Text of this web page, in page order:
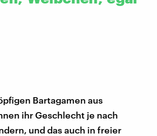
Bartagamen aus
ihr Geschlecht je nach
und das auch in freier